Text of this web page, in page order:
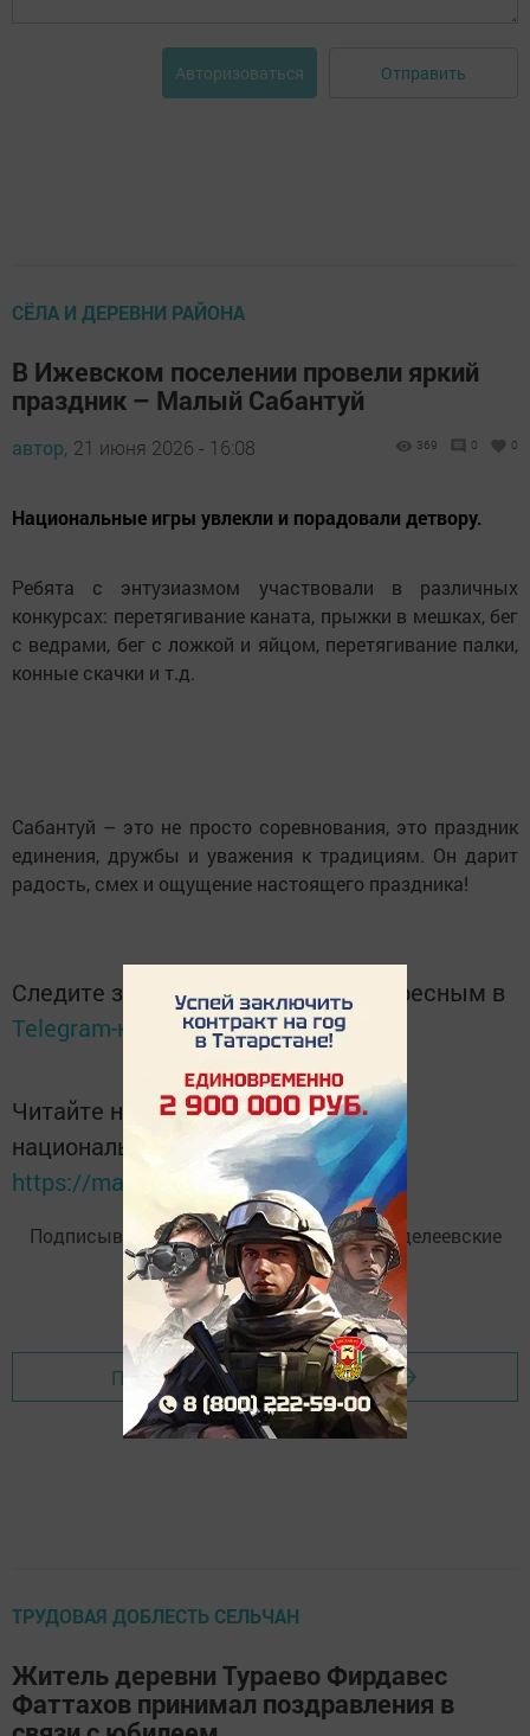
Авторизоваться Отправить
СЁЛА И ДЕРЕВНИ РАЙОНА
В Ижевском поселении провели яркий
праздник – Малый Сабантуй
автор, 21 июня 2026 - 16:08 369 0 0
Национальные игры увлекли и порадовали детвору.
Ребята с энтузиазмом участвовали в различных
конкурсах: перетягивание каната, прыжки в мешках, бег
с ведрами, бег с ложкой и яйцом, перетягивание палки,
конные скачки и т.д.
Сабантуй – это не просто соревнования, это праздник
единения, дружбы и уважения к традициям. Он дарит
радость, смех и ощущение настоящего праздника!
Следите за самым важным и интересным в
Telegram-каналеТатмедиа
Читайте новости Татарстана в
национальном мессенджере MАХ:
https://max.ru/tatmedia
Подписывайтесь наTelegram-канал«Менделеевские
новости»
Перейти на страницу новости
ТРУДОВАЯ ДОБЛЕСТЬ СЕЛЬЧАН
Житель деревни Тураево Фирдавес
Фаттахов принимал поздравления в